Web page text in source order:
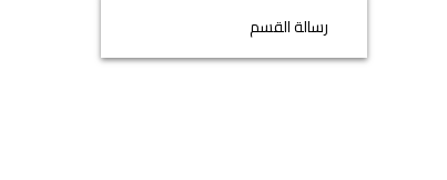
رسالة القسم